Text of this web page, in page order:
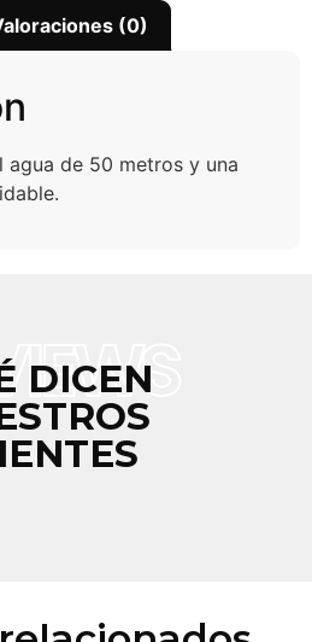
(0)
agua de 50 metros y una
DICEN